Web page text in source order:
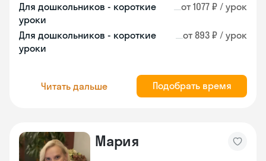
Для дошкольников - короткие
уроки
от 1077 ₽ / урок
Для дошкольников - короткие
уроки
от 893 ₽ / урок
Читать дальше Подобрать время
Мария